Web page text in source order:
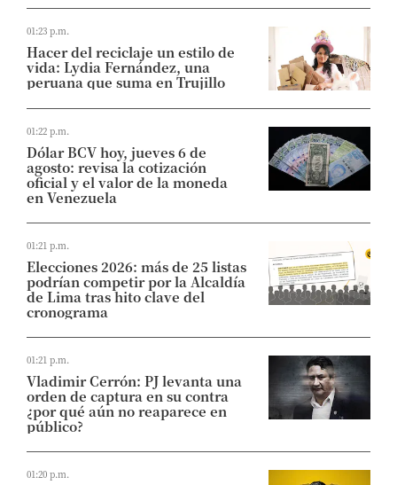
01:23 p.m.
Hacer del reciclaje un estilo de
vida: Lydia Fernández, una
peruana que suma en Trujillo
01:22 p.m.
Dólar BCV hoy, jueves 6 de
agosto: revisa la cotización
oficial y el valor de la moneda
en Venezuela
01:21 p.m.
Elecciones 2026: más de 25 listas
podrían competir por la Alcaldía
de Lima tras hito clave del
cronograma
01:21 p.m.
Vladimir Cerrón: PJ levanta una
orden de captura en su contra
¿por qué aún no reaparece en
público?
01:20 p.m.